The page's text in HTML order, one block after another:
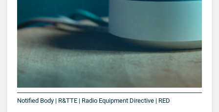
Notified Body | R&TTE | Radio Equipment Directive | RED